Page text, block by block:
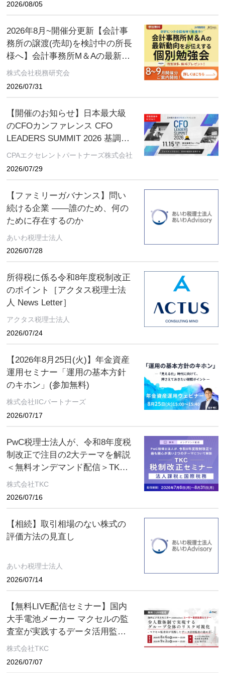
2026/08/05
2026年8月~開催分更新【会計事
務所の譲渡(売却)を検討中の所長
様へ】会計事務所M＆Aの最新動
向をお伝えする無料個別勉強会
株式会社税務研究会
2026/07/31
【開催のお知らせ】日本最大級
のCFOカンファレンス CFO
LEADERS SUMMIT 2026 基調講
演にソフトバンクグループCFO
CPAエクセレントパートナーズ株式会社
2026/07/29
【ファミリーガバナンス】問い
続ける企業 ――誰のため、何の
ために存在するのか
あいわ税理士法人
2026/07/28
所得税に係る令和8年度税制改正
のポイント［アクタス税理士法
人 News Letter］
アクタス税理士法人
2026/07/24
【2026年8月25日(火)】年金資産
運用セミナー「運用の基本方針
のキホン」(参加無料)
株式会社IICパートナーズ
2026/07/17
PwC税理士法人が、令和8年度税
制改正で注目の2大テーマを解説
＜無料オンデマンド配信＞TKC
税制改正セミナー 2026年8月31
株式会社TKC
2026/07/16
【相続】取引相場のない株式の
評価方法の見直し
あいわ税理士法人
2026/07/14
【無料LIVE配信セミナー】国内
大手電池メーカー マクセルの監
査室が実践するデータ活用監査
とは ～８月６日(木)、９月２日
株式会社TKC
2026/07/07